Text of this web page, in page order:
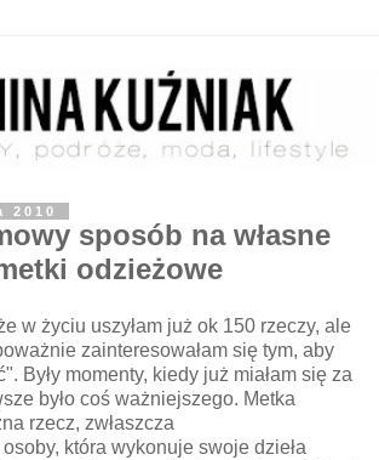
2010
sposób na własne
odzieżowe
w życiu uszyłam już ok 150 rzeczy, ale
zainteresowałam się tym, aby
Były momenty, kiedy już miałam się za
było coś ważniejszego. Metka
rzecz, zwłaszcza
która wykonuje swoje dzieła